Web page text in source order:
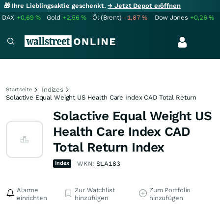
🎁 Ihre Lieblingsaktie geschenkt.→ Jetzt Depot eröffnen
DAX +0,69% Gold +2,56% Öl (Brent) -1,87% Dow Jones +0,26%
Startseite
Indizes
Solactive Equal Weight US Health Care Index CAD Total Return
Solactive Equal Weight US
Health Care Index CAD
Total Return Index
Index WKN:SLA183
Alarme
einrichten
Zur Watchlist
hinzufügen
Zum Portfolio
hinzufügen